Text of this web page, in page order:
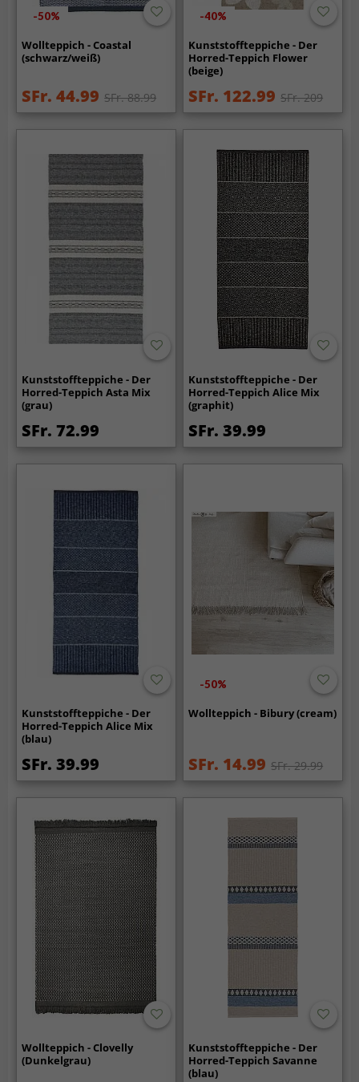
-50%
Wollteppich - Coastal
(schwarz/weiß)
SFr. 44.99 SFr. 88.99
-40%
Kunststoffteppiche - Der
Horred-Teppich Flower
(beige)
SFr. 122.99 SFr. 209
Kunststoffteppiche - Der
Horred-Teppich Asta Mix
(grau)
SFr. 72.99
Kunststoffteppiche - Der
Horred-Teppich Alice Mix
(graphit)
SFr. 39.99
Kunststoffteppiche - Der
Horred-Teppich Alice Mix
(blau)
SFr. 39.99
-50%
Wollteppich - Bibury (cream)
SFr. 14.99 SFr. 29.99
Wollteppich - Clovelly
(Dunkelgrau)
Kunststoffteppiche - Der
Horred-Teppich Savanne
(blau)